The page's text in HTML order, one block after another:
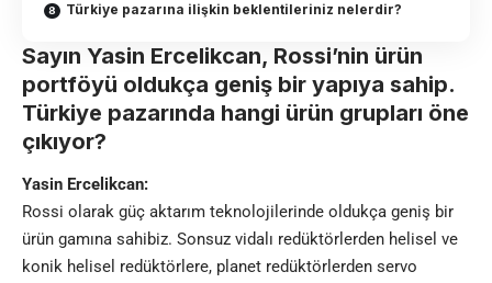
Türkiye pazarına ilişkin beklentileriniz nelerdir?
Sayın Yasin Ercelikcan, Rossi’nin ürün
portföyü oldukça geniş bir yapıya sahip.
Türkiye pazarında hangi ürün grupları öne
çıkıyor?
Yasin Ercelikcan:
Rossi olarak güç aktarım teknolojilerinde oldukça geniş bir
ürün gamına sahibiz. Sonsuz vidalı redüktörlerden helisel ve
konik helisel redüktörlere, planet redüktörlerden servo